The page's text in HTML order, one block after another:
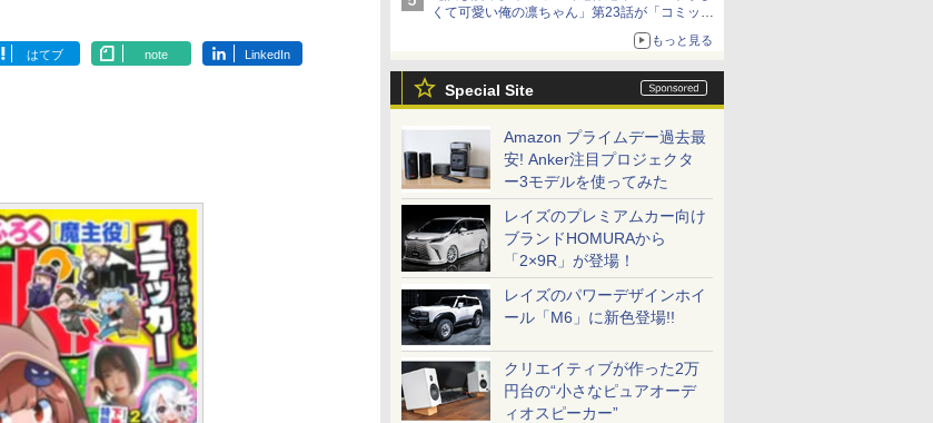
くて可愛い俺の凛ちゃん」第23話が「コミック
もっと見る
Special Site
Amazon プライムデー過去最
安! Anker注目プロジェクタ
ー3モデルを使ってみた
レイズのプレミアムカー向け
ブランドHOMURAから
「2×9R」が登場！
レイズのパワーデザインホイ
ール「M6」に新色登場!!
クリエイティブが作った2万
円台の“小さなピュアオーデ
ィオスピーカー”
はてブ note LinkedIn